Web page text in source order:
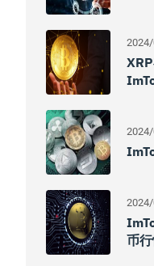
币